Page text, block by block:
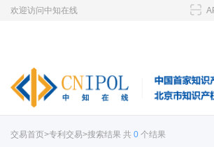
欢迎访问中知在线
交易首页>专利交易>搜索结果 共 0 个结果